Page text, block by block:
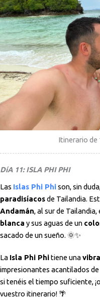
Itinerario de
DíA 11: ISLA PHI PHI
Las Islas Phi Phison, sin
paradisíacosde Tailandia.
Andamán, al sur de
blanca y sus aguas de un
sacado de un sueño. 🌞✨
La Isla Phi Phitiene unavibra
impresionantes acantilados
si tenéis el tiempo suficiente,
vuestro itinerario! 🌴